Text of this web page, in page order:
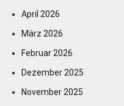
April 2026
März 2026
Februar 2026
Dezember 2025
November 2025